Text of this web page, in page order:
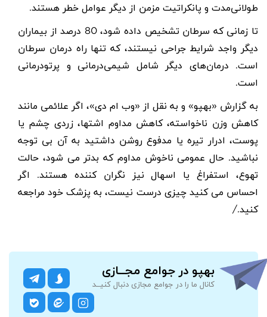
طولانی‌مدت و پانکراتیت مزمن از دیگر عوامل خطر هستند.
تا زمانی که سرطان تشخیص داده شود، 80 درصد از بیماران
دیگر واجد شرایط جراحی نیستند، که تنها راه درمان سرطان
است. درمان‌های دیگر شامل شیمی‌درمانی و پرتودرمانی
است.
به گزارش «بهپو» و به نقل از «وب ام دی»، اگر علائمی مانند
کاهش وزن ناخواسته، کاهش مداوم اشتها، زردی چشم یا
پوست، ادرار تیره یا مدفوع روشن داشتید به آن بی توجه
نباشید. حال عمومی ناخوش مداوم که بدتر می شود، حالت
تهوع، استفراغ یا اسهال نیز نگران کننده هستند. اگر
احساس می کنید چیزی درست نیست، به پزشک خود مراجعه
کنید.
/
بهپو در جوامع مجــازی
کانال ما را در جوامع مجازی دنبال کنیــد